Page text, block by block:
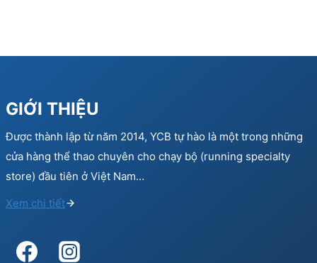
GIỚI THIỆU
Được thành lập từ năm 2014, YCB tự hào là một trong những
cửa hàng thể thao chuyên cho chạy bộ (running specialty
store) đầu tiên ở Việt Nam…
Xem chi tiết